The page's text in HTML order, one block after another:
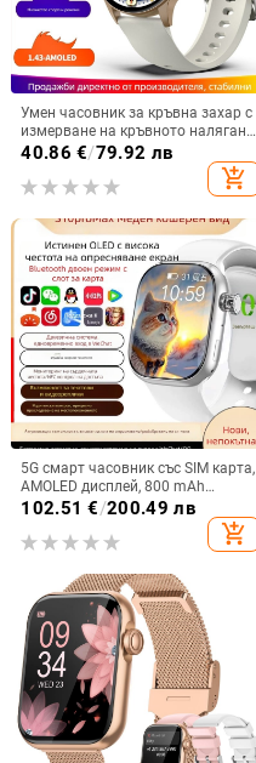
Умен часовник за кръвна захар с
измерване на кръвното налягане,
сърдечна честота, кислород в
кръвта и мониторинг на съня |
Кръгъл дисплей
40.86 €/79.92 лв
add_shopping_cart
5G смарт часовник със SIM карта,
AMOLED дисплей, 800 mAh
батерия, NFC и мониторинг на
102.51 €/200.49 лв
add_shopping_cart